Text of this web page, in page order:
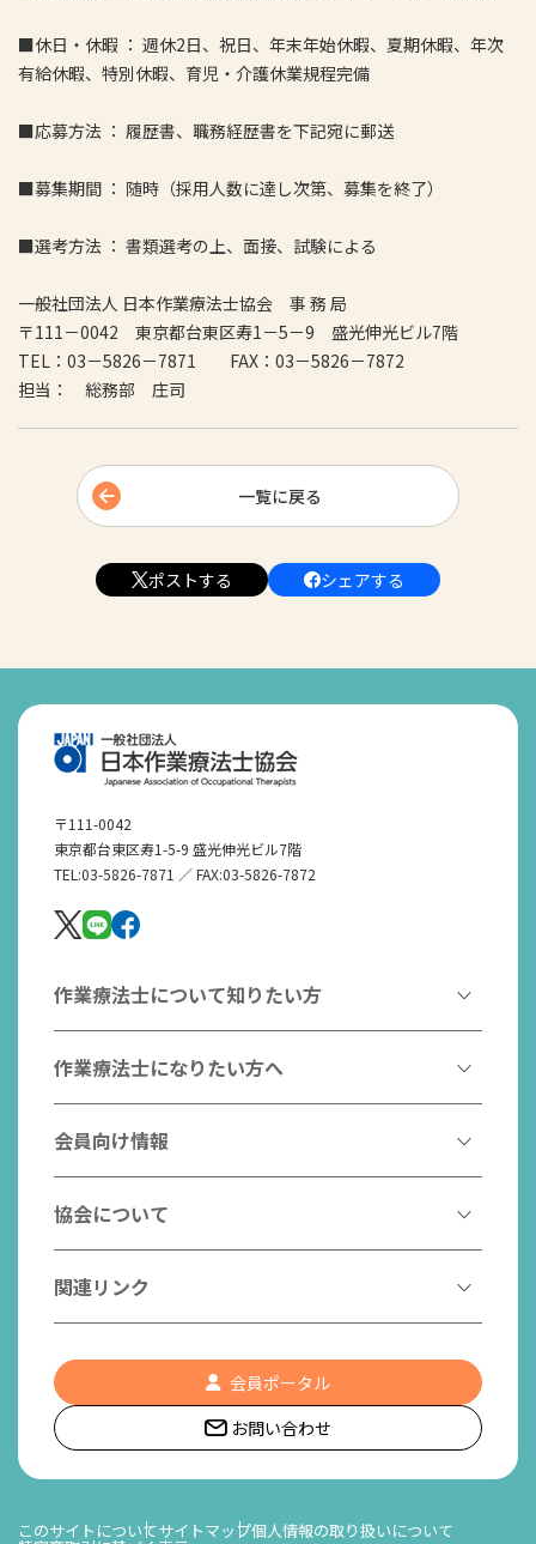
■休日・休暇 ： 週休2日、祝日、年末年始休暇、夏期休暇、年次
有給休暇、特別休暇、育児・介護休業規程完備
■応募方法 ： 履歴書、職務経歴書を下記宛に郵送
■募集期間 ： 随時（採用人数に達し次第、募集を終了）
■選考方法 ： 書類選考の上、面接、試験による
一般社団法人 日本作業療法士協会 事 務 局
〒111－0042 東京都台東区寿1－5－9 盛光伸光ビル7階
TEL：03－5826－7871 FAX：03－5826－7872
担当： 総務部 庄司
一覧に戻る
ポストする シェアする
〒111-0042
東京都台東区寿1-5-9 盛光伸光ビル7階
TEL:03-5826-7871 ／ FAX:03-5826-7872
作業療法士について知りたい方
作業療法とは
作業療法士とは
はたらく作業療法士
作業療法士のスゴ技
作業療法士の支援を受ける
チームの中で活躍する作業療法士
認知症の方への作業療法
作業療法士になりたい方へ
作業療法士になるには
作業療法士として活躍する先輩
こんなところで活躍！作業療法士
作業療法士養成校一覧
入会案内
会員向け情報
協会からのお知らせ
研修会一覧
日本作業療法学会
協会について
会長挨拶
社員名簿
組織図
作業療法の定義
関連リンク
都道府県作業療法士会
作業療法士養成校一覧
世界作業療法士連盟 (WFOT)
日本作業療法士連盟
会員ポータル
お問い合わせ
このサイトについてサイトマップ個人情報の取り扱いについて